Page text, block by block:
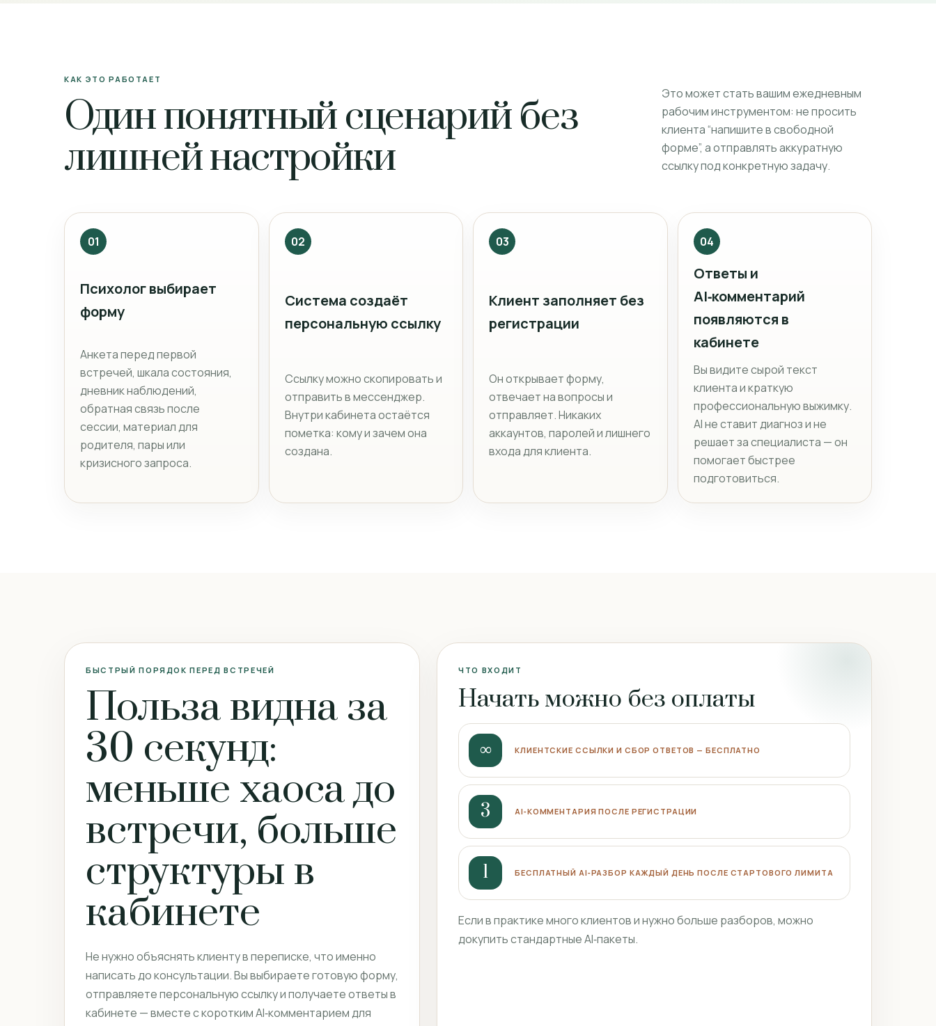
КАК ЭТО РАБОТАЕТ
Один понятный сценарий без
лишней настройки
Это может стать вашим ежедневным
рабочим инструментом: не просить
клиента “напишите в свободной
форме”, а отправлять аккуратную
ссылку под конкретную задачу.
01
Психолог выбирает
форму
Анкета перед первой
встречей, шкала состояния,
дневник наблюдений,
обратная связь после
сессии, материал для
родителя, пары или
кризисного запроса.
02
Система создаёт
персональную ссылку
Ссылку можно скопировать и
отправить в мессенджер.
Внутри кабинета остаётся
пометка: кому и зачем она
создана.
03
Клиент заполняет без
регистрации
Он открывает форму,
отвечает на вопросы и
отправляет. Никаких
аккаунтов, паролей и лишнего
входа для клиента.
04
Ответы и
AI‑комментарий
появляются в
кабинете
Вы видите сырой текст
клиента и краткую
профессиональную выжимку.
AI не ставит диагноз и не
решает за специалиста — он
помогает быстрее
подготовиться.
БЫСТРЫЙ ПОРЯДОК ПЕРЕД ВСТРЕЧЕЙ
Польза видна за
30 секунд:
меньше хаоса до
встречи, больше
структуры в
кабинете
Не нужно объяснять клиенту в переписке, что именно
написать до консультации. Вы выбираете готовую форму,
отправляете персональную ссылку и получаете ответы в
кабинете — вместе с коротким AI‑комментарием для
ЧТО ВХОДИТ
Начать можно без оплаты
∞ КЛИЕНТСКИЕ ССЫЛКИ И СБОР ОТВЕТОВ — БЕСПЛАТНО
3 AI‑КОММЕНТАРИЯ ПОСЛЕ РЕГИСТРАЦИИ
1 БЕСПЛАТНЫЙ AI‑РАЗБОР КАЖДЫЙ ДЕНЬ ПОСЛЕ СТАРТОВОГО ЛИМИТА
Если в практике много клиентов и нужно больше разборов, можно
докупить стандартные AI‑пакеты.